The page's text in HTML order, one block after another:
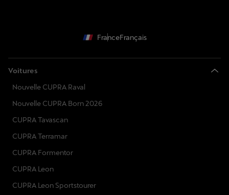
FranceFrançais
Voitures
Nouvelle CUPRA Raval
Nouvelle CUPRA Born 2026
CUPRA Tavascan
CUPRA Terramar
CUPRA Formentor
CUPRA Leon
CUPRA Leon Sportstourer